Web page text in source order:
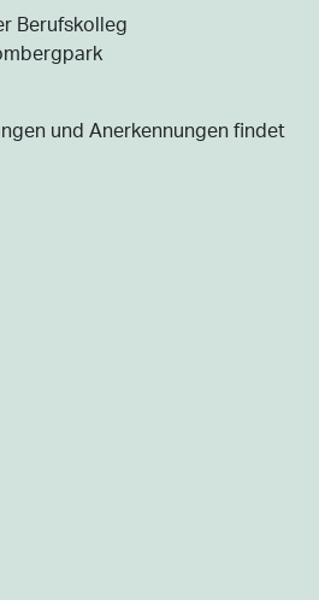
Berufskolleg
und Anerkennungen findet